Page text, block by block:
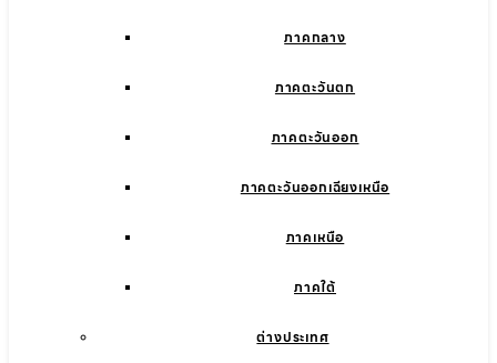
ภาคกลาง
ภาคตะวันตก
ภาคตะวันออก
ภาคตะวันออกเฉียงเหนือ
ภาคเหนือ
ภาคใต้
ต่างประเทศ